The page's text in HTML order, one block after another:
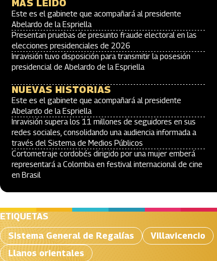
MÁS LEÍDO
Este es el gabinete que acompañará al presidente
Abelardo de la Espriella
Presentan pruebas de presunto fraude electoral en las
elecciones presidenciales de 2026
Inravisión tuvo disposición para transmitir la posesión
presidencial de Abelardo de la Espriella
NUEVAS HISTORIAS
Este es el gabinete que acompañará al presidente
Abelardo de la Espriella
Inravisión supera los 11 millones de seguidores en sus
redes sociales, consolidando una audiencia informada a
través del Sistema de Medios Públicos
Cortometraje cordobés dirigido por una mujer emberá
representará a Colombia en festival internacional de cine
en Brasil
ETIQUETAS
Sistema General de Regalías
Villavicencio
Llanos orientales